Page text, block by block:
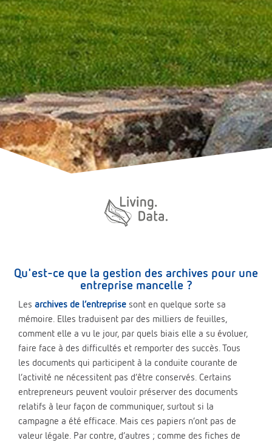
Qu'est-ce que la gestion des archives pour une
entreprise mancelle ?
Les archives de l’entreprise sont en quelque sorte sa
mémoire. Elles traduisent par des milliers de feuilles,
comment elle a vu le jour, par quels biais elle a su évoluer,
faire face à des difficultés et remporter des succès. Tous
les documents qui participent à la conduite courante de
l’activité ne nécessitent pas d’être conservés. Certains
entrepreneurs peuvent vouloir préserver des documents
relatifs à leur façon de communiquer, surtout si la
campagne a été efficace. Mais ces papiers n’ont pas de
valeur légale. Par contre, d’autres ; comme des fiches de